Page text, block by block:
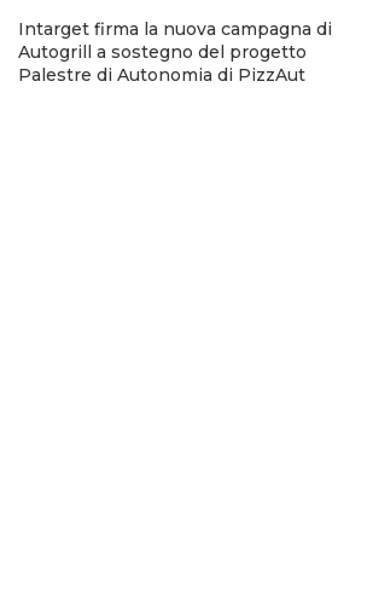
Intarget firma la nuova campagna di
Autogrill a sostegno del progetto
Palestre di Autonomia di PizzAut